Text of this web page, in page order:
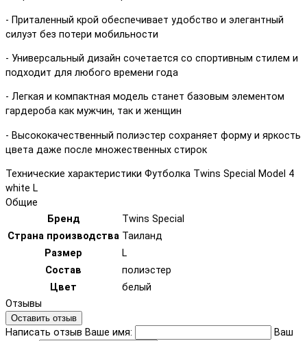
- Приталенный крой обеспечивает удобство и элегантный
силуэт без потери мобильности
- Универсальный дизайн сочетается со спортивным стилем и
подходит для любого времени года
- Легкая и компактная модель станет базовым элементом
гардероба как мужчин, так и женщин
- Высококачественный полиэстер сохраняет форму и яркость
цвета даже после множественных стирок
Технические характеристики Футболка Twins Special Model 4
white L
Общие
Бренд
Twins Special
Страна производства Таиланд
Размер
L
Состав
полиэстер
Цвет
белый
Отзывы
Оставить отзыв
Написать отзыв Ваше имя: Ваш